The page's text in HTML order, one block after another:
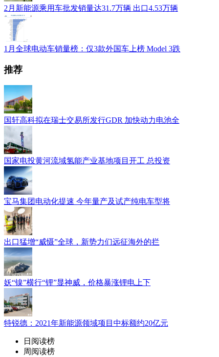
2月新能源乘用车批发销量达31.7万辆 出口4.53万辆
1月全球电动车销量榜：仅3款外国车上榜 Model 3跌
推荐
国轩高科拟在瑞士交易所发行GDR 加快动力电池全
国家电投黄河流域氢能产业基地项目开工 总投资
宝马集团电动化提速 今年量产及试产纯电车型将
出口猛增“威慑”全球，新势力们远征海外的拦
妖“镍”横行“锂”显神威，价格暴涨锂电上下
特锐德：2021年新能源领域项目中标额约20亿元
日阅读榜
周阅读榜